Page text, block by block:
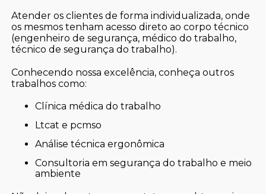
Atender os clientes de forma individualizada, onde
os mesmos tenham acesso direto ao corpo técnico
(engenheiro de segurança, médico do trabalho,
técnico de segurança do trabalho).
Conhecendo nossa excelência, conheça outros
trabalhos como:
clínica médica do trabalho
ltcat e pcmso
análise técnica ergonômica
consultoria em segurança do trabalho e meio
ambiente